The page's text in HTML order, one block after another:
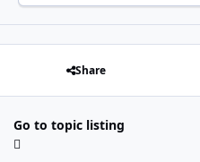
Share
Go to topic listing